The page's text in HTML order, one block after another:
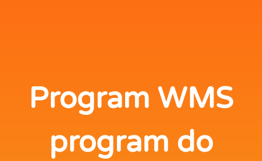
Program WMS
program do